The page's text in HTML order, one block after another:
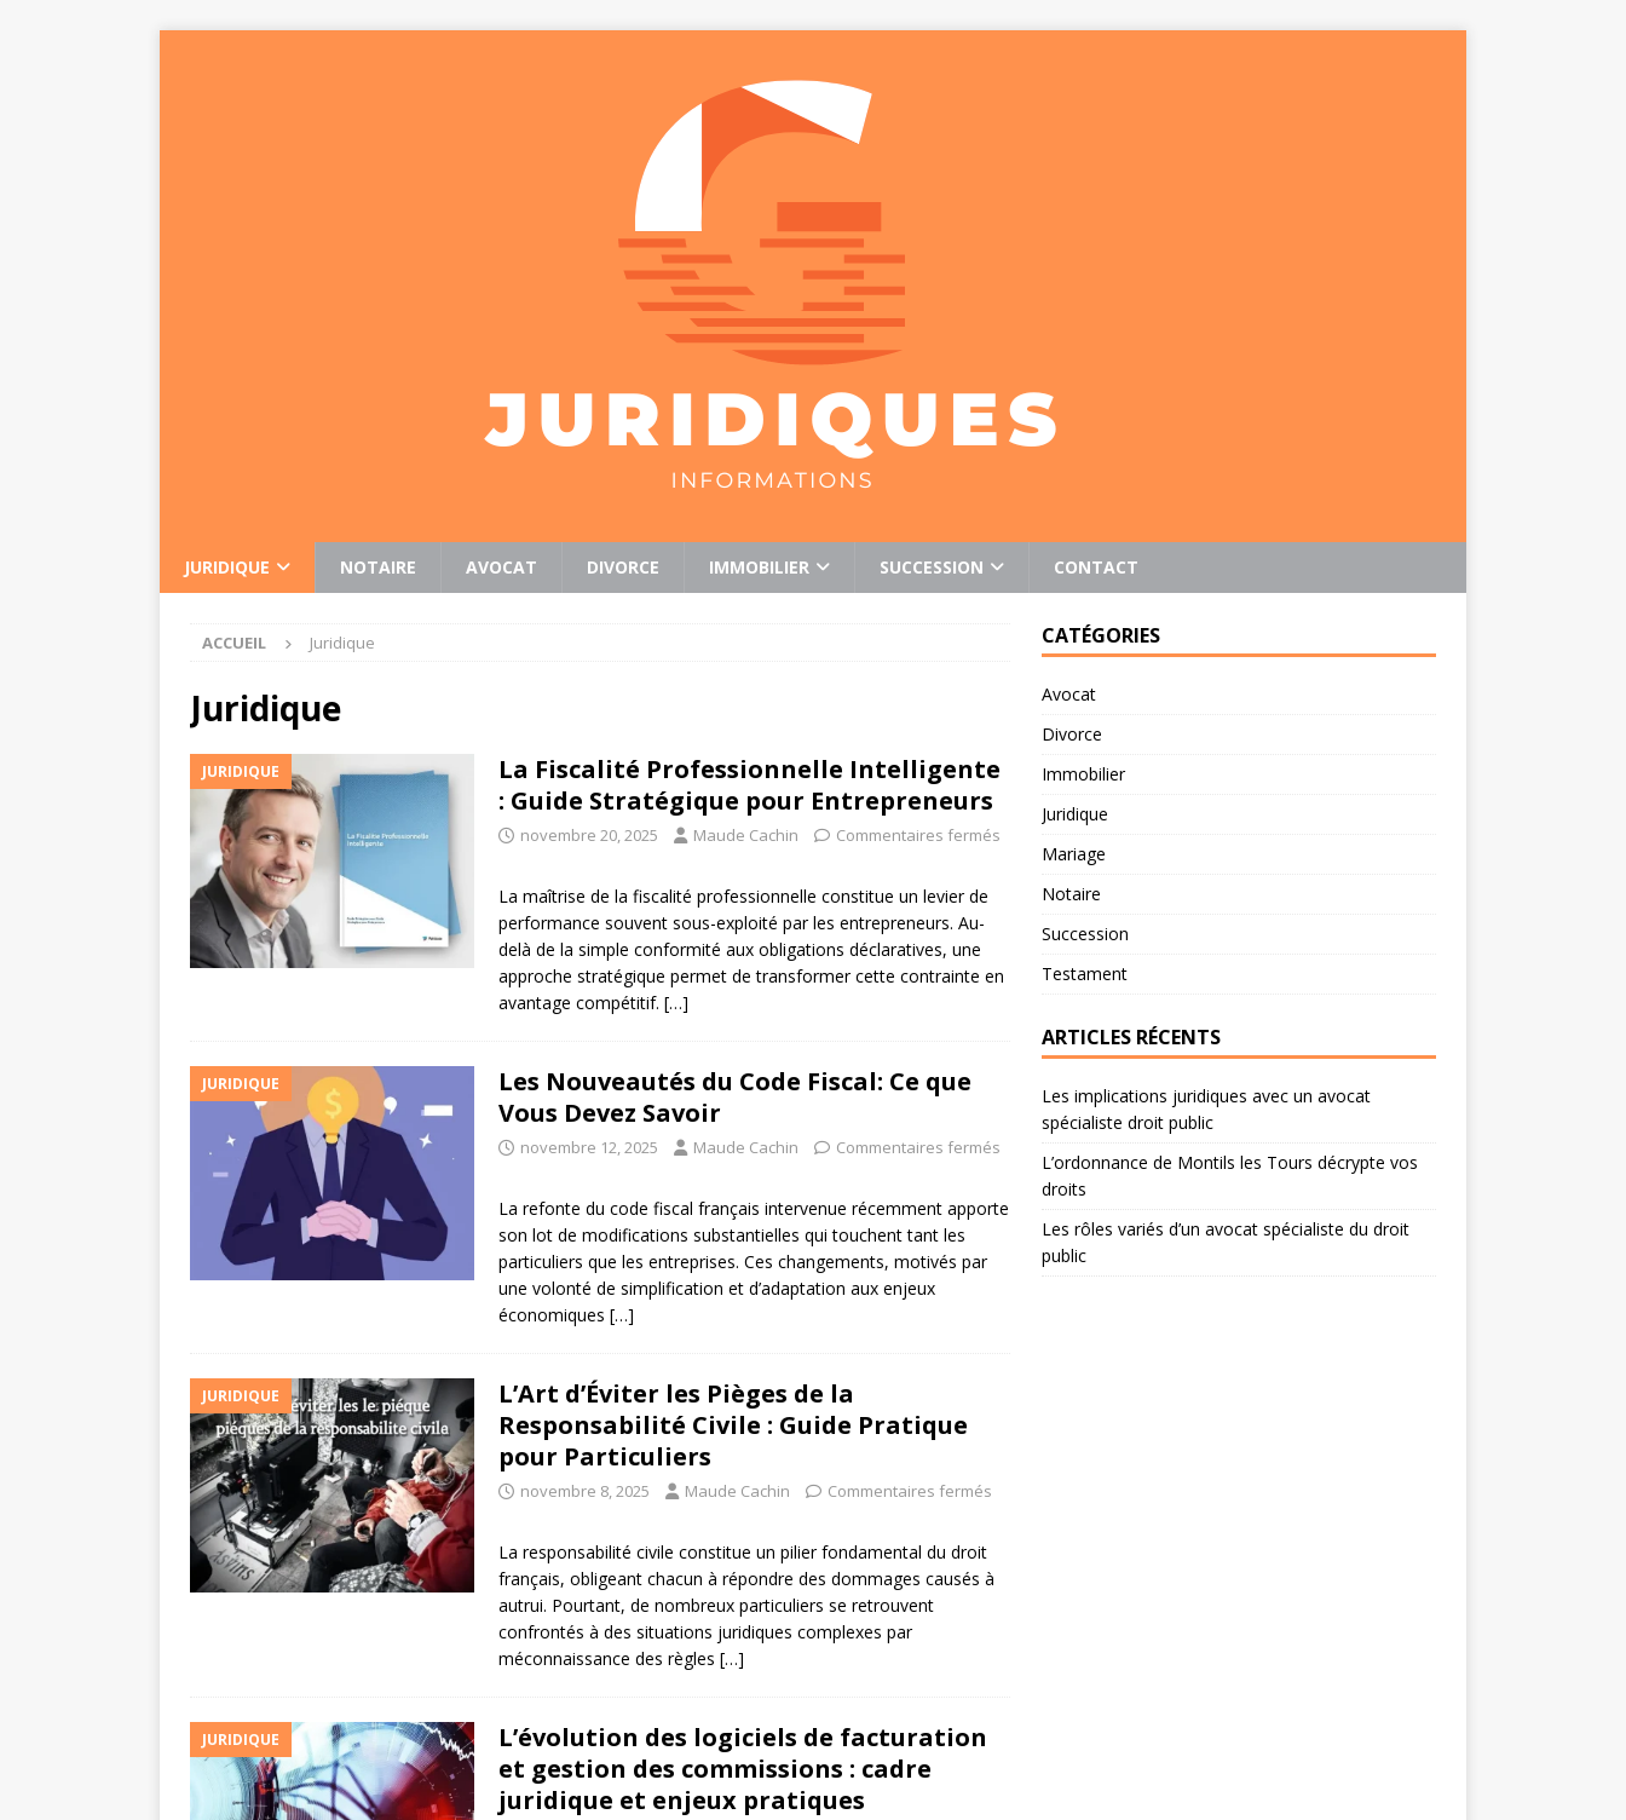
JURIDIQUE NOTAIRE AVOCAT DIVORCE IMMOBILIER SUCCESSION CONTACT
ACCUEIL Juridique
Juridique
JURIDIQUE
La Fiscalité Professionnelle Intelligente
: Guide Stratégique pour Entrepreneurs
novembre 20, 2025 Maude Cachin Commentaires fermés
La maîtrise de la fiscalité professionnelle constitue un levier de
performance souvent sous-exploité par les entrepreneurs. Au-
delà de la simple conformité aux obligations déclaratives, une
approche stratégique permet de transformer cette contrainte en
avantage compétitif. […]
JURIDIQUE
Les Nouveautés du Code Fiscal: Ce que
Vous Devez Savoir
novembre 12, 2025 Maude Cachin Commentaires fermés
La refonte du code fiscal français intervenue récemment apporte
son lot de modifications substantielles qui touchent tant les
particuliers que les entreprises. Ces changements, motivés par
une volonté de simplification et d’adaptation aux enjeux
économiques […]
JURIDIQUE
L’Art d’Éviter les Pièges de la
Responsabilité Civile : Guide Pratique
pour Particuliers
novembre 8, 2025 Maude Cachin Commentaires fermés
La responsabilité civile constitue un pilier fondamental du droit
français, obligeant chacun à répondre des dommages causés à
autrui. Pourtant, de nombreux particuliers se retrouvent
confrontés à des situations juridiques complexes par
méconnaissance des règles […]
JURIDIQUE
L’évolution des logiciels de facturation
et gestion des commissions : cadre
juridique et enjeux pratiques
CATÉGORIES
Avocat
Divorce
Immobilier
Juridique
Mariage
Notaire
Succession
Testament
ARTICLES RÉCENTS
Les implications juridiques avec un avocat
spécialiste droit public
L’ordonnance de Montils les Tours décrypte vos
droits
Les rôles variés d’un avocat spécialiste du droit
public